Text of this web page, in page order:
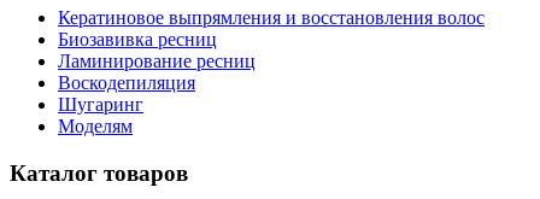
Кератиновое выпрямления и восстановления волос
Биозавивка ресниц
Ламинирование ресниц
Воскодепиляция
Шугаринг
Моделям
Каталог товаров